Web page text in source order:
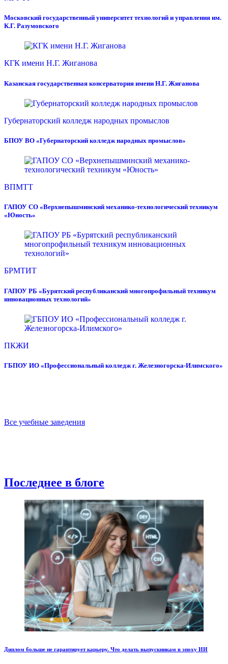
Московский государственный университет технологий и управления им.
К.Г. Разумовского
КГК имени Н.Г. Жиганова
Казанская государственная консерватория имени Н.Г. Жиганова
Губернаторский колледж народных промыслов
БПОУ ВО «Губернаторский колледж народных промыслов»
ВПМТТ
ГАПОУ СО «Верхнепышминский механико-технологический техникум
«Юность»
БРМТИТ
ГАПОУ РБ «Бурятский республиканский многопрофильный техникум
инновационных технологий»
ПКЖИ
ГБПОУ ИО «Профессиональный колледж г. Железногорска-Илимского»
Все учебные заведения
Последнее в блоге
Диплом больше не гарантирует карьеру. Что делать выпускникам в эпоху ИИ